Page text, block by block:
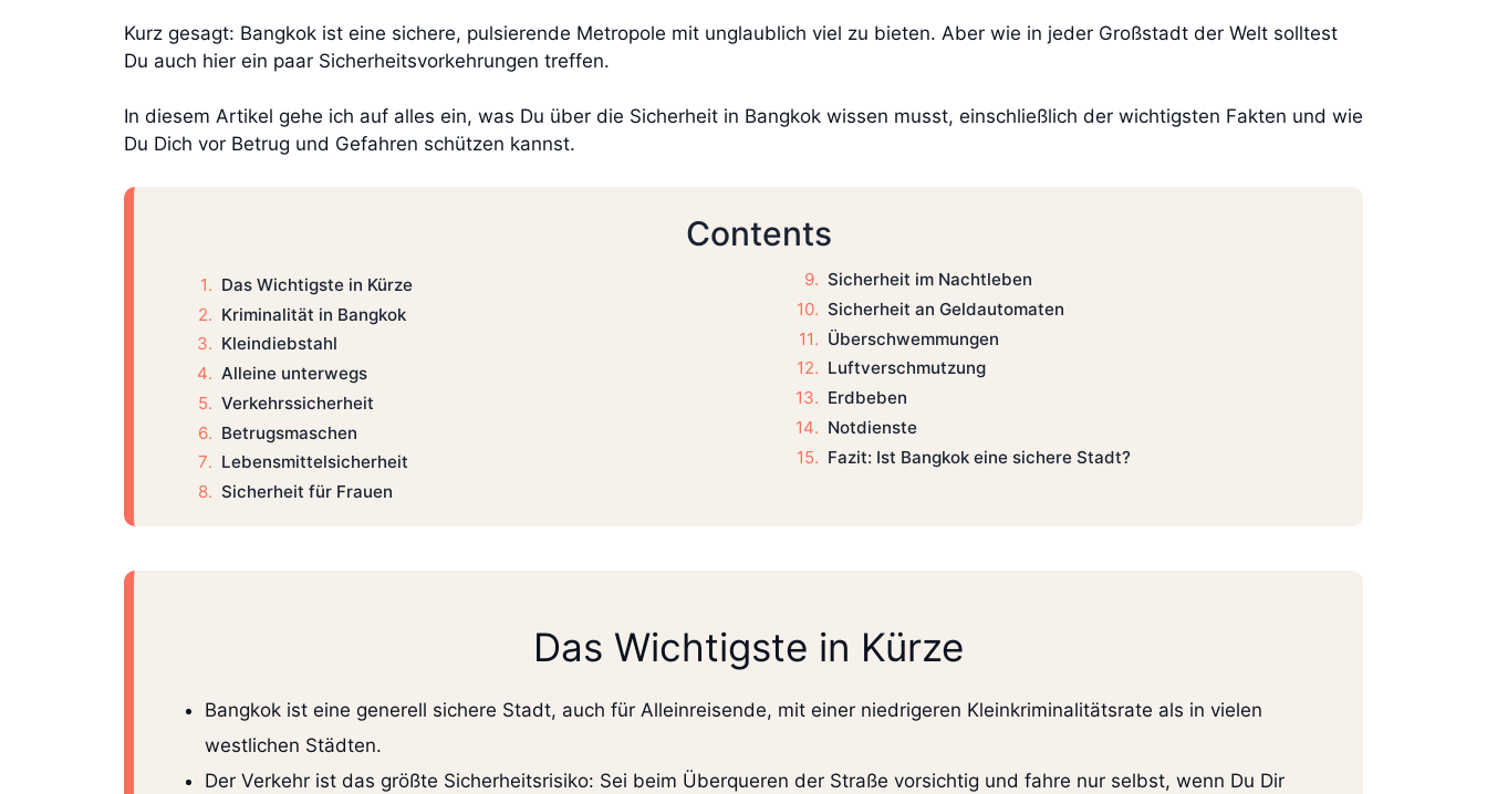
Kurz gesagt: Bangkok ist eine sichere, pulsierende Metropole mit unglaublich viel zu bieten. Aber wie in jeder Großstadt der Welt solltest
Du auch hier ein paar Sicherheitsvorkehrungen treffen.
In diesem Artikel gehe ich auf alles ein, was Du über die Sicherheit in Bangkok wissen musst, einschließlich der wichtigsten Fakten und wie
Du Dich vor Betrug und Gefahren schützen kannst.
Contents
Das Wichtigste in Kürze
Kriminalität in Bangkok
Kleindiebstahl
Alleine unterwegs
Verkehrssicherheit
Betrugsmaschen
Lebensmittelsicherheit
Sicherheit für Frauen
Sicherheit im Nachtleben
Sicherheit an Geldautomaten
Überschwemmungen
Luftverschmutzung
Erdbeben
Notdienste
Fazit: Ist Bangkok eine sichere Stadt?
Das Wichtigste in Kürze
Bangkok ist eine generell sichere Stadt, auch für Alleinreisende, mit einer niedrigeren Kleinkriminalitätsrate als in vielen
westlichen Städten.
Der Verkehr ist das größte Sicherheitsrisiko: Sei beim Überqueren der Straße vorsichtig und fahre nur selbst, wenn Du Dir